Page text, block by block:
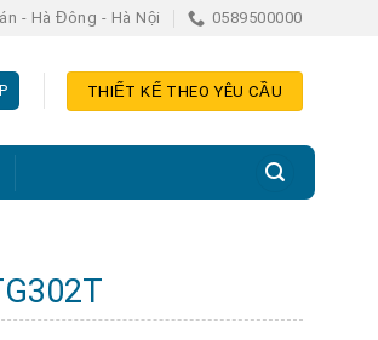
- Hà Đông - Hà Nội 0589500000
THIẾT KẾ THEO YÊU CẦU